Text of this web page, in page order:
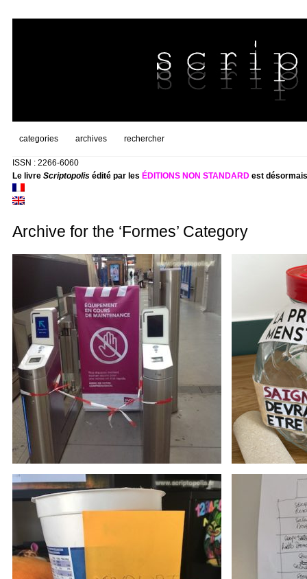
categories archives rechercher
ISSN : 2266-6060
Le livre Scriptopolisédité par les ÉDITIONS NON STANDARDest
Archive for the ‘Formes’ Category